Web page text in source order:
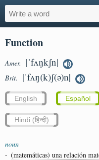
Function
Amer. |ˈfʌŋkʃn|
Brit. |ˈfʌŋ(k)ʃ(ə)n|
English Español
Hindi (हिन्दी)
noun
- (matemáticas) una relación